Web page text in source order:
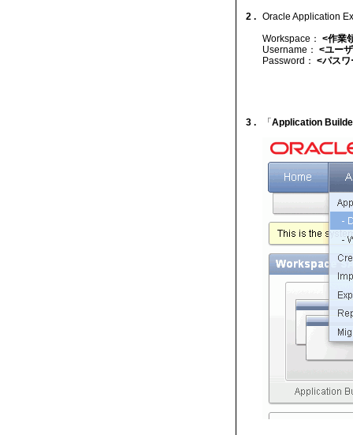
2 . Oracle Application
Workspace： <作業
Username： <ユー
Password： <パスワ
3 . 「 Application